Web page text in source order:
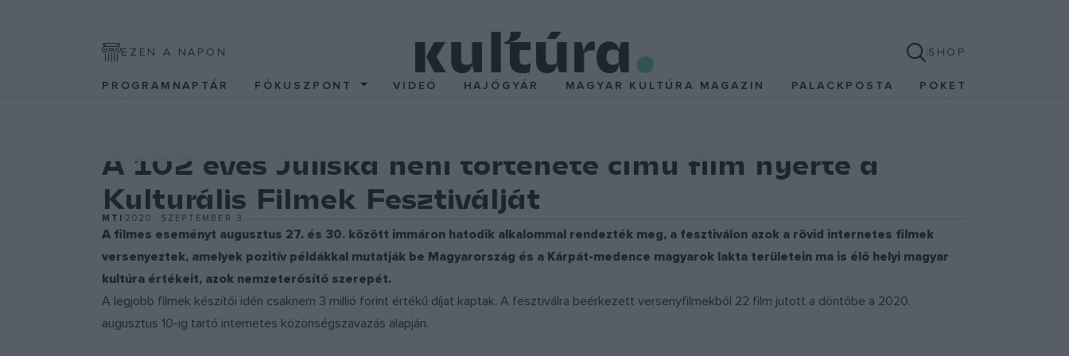
EZEN A NAPON SHOP
PROGRAMNAPTÁR FÓKUSZPONT VIDEÓ HAJÓGYÁR MAGYAR KULTÚRA MAGAZIN PALACKPOSTA POKET
A 102 éves Juliska néni története című film nyerte a
Kulturális Filmek Fesztiválját
MTI 2020. SZEPTEMBER 3.
A filmes eseményt augusztus 27. és 30. között immáron hatodik alkalommal rendezték meg, a fesztiválon azok a rövid internetes filmek
versenyeztek, amelyek pozitív példákkal mutatják be Magyarország és a Kárpát-medence magyarok lakta területein ma is élő helyi magyar
kultúra értékeit, azok nemzeterősítő szerepét.
A legjobb filmek készítői idén csaknem 3 millió forint értékű díjat kaptak. A fesztiválra beérkezett versenyfilmekből 22 film jutott a döntőbe a 2020.
augusztus 10-ig tartó internetes közönségszavazás alapján.